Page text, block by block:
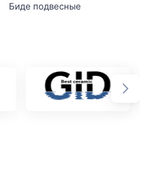
Биде подвесные